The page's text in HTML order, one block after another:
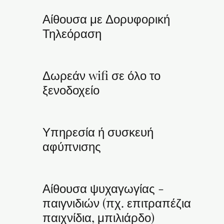
Αίθουσα με Δορυφορική
Τηλεόραση
Δωρεάν wifi σε όλο το
ξενοδοχείο
Υπηρεσία ή συσκευή
αφύπνισης
Αίθουσα ψυχαγωγίας -
παιγνιδιών (πχ. επιτραπέζια
παιχνίδια, μπιλιάρδο)